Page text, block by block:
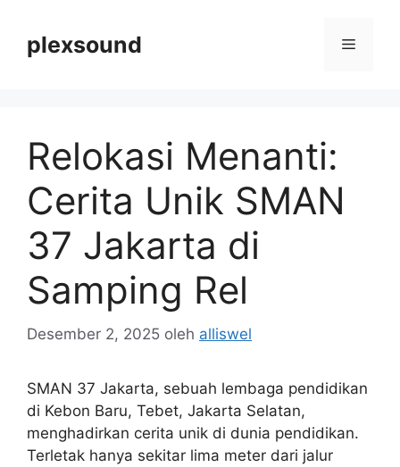
plexsound Menu
Relokasi Menanti:
Cerita Unik SMAN
37 Jakarta di
Samping Rel
Desember 2, 2025 oleh alliswel
SMAN 37 Jakarta, sebuah lembaga pendidikan
di Kebon Baru, Tebet, Jakarta Selatan,
menghadirkan cerita unik di dunia pendidikan.
Terletak hanya sekitar lima meter dari jalur